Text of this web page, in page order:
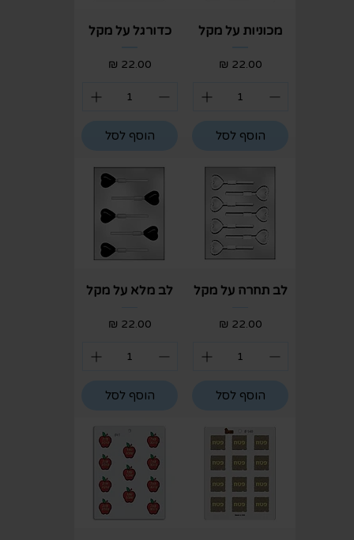
מכוניות על מקל
מחיר
הוסף לסל
כדורגל על מקל
מחיר
הוסף לסל
לב תחרה על מקל
מחיר
הוסף לסל
לב מלא על מקל
מחיר
הוסף לסל